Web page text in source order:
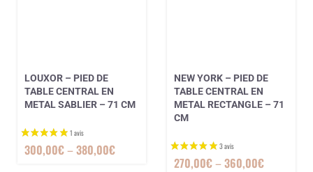
LOUXOR – PIED DE
TABLE CENTRAL EN
METAL SABLIER – 71 CM
300,00€–380,00€
NEW YORK – PIED DE
TABLE CENTRAL EN
METAL RECTANGLE – 71
CM
270,00€–360,00€